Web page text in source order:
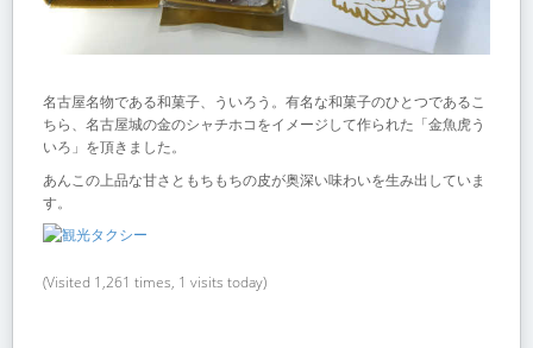
名古屋名物である和菓子、ういろう。有名な和菓子のひとつであるこ
ちら、名古屋城の金のシャチホコをイメージして作られた「金魚虎う
いろ」を頂きました。
あんこの上品な甘さともちもちの皮が奥深い味わいを生み出していま
す。
(Visited 1,261 times, 1 visits today)